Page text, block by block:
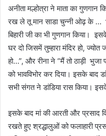
अनीता मल्होत्रा ने माता का गुणगान
रख ले तू मान साडा चुन्नी ओढ़ के …
बिहारी जी का भी गुणगान किया।
घर दो जिसमें तुम्हारा मंदिर हो,
हो…”, और रीना ने “मैं तो ठाड़ी
को भावविभोर कर दिया। इसके बाद
सभी संगत ने डांडिया रास किया।
इसके बाद मां की आरती और प्रसाद
रखते हुए श्रद्धालुओं को फलाहारी